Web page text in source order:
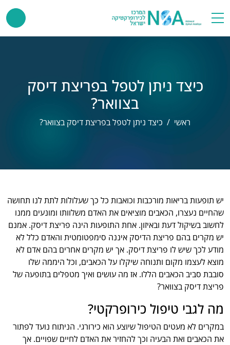
פתיחת/סגירת תפריט
כיצד ניתן לטפל בפריצת דיסק
בצוואר?
ראשי כיצד ניתן לטפל בפריצת דיסק בצוואר?
יש תופעות בריאות מורכבות וכואבות כל כך שעלולות לתת לנו תחושה
שהחיים נעצרו, הכאבים מוציאים את האדם משלוותו ומונעים ממנו
לחשוב בשיקול דעת ובאיזון. אחת התופעות הינה פריצת דיסק. אמנם
יש מקרים בהם פריצת הדיסק איננה סימפטומטית והאדם כלל לא
מודע לכך שיש לו פריצת דיסק. אך יש מקרים אחרים בהם אדם לא
מוצא לעצמו מקום ותנוחה שיקלו על הכאבים, וכל היממה שלו
סובבת סביב הכאבים הללו. אז מה עושים ואיך מטפלים בתופעה של
פריצת דיסק בצוואר?
מה לגבי טיפול כירופרקטי?
במקרים לא מעטים הטיפול שיוצע הוא כירורגי. הניתוח נועד לפתור
את הכאבים ואת הבעיה וכך להחזיר את האדם לחיים שפויים. אך